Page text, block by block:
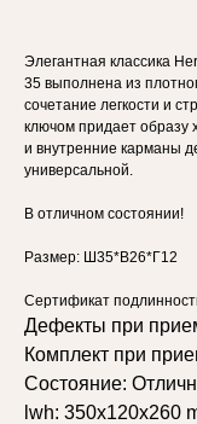
Элегантная классика
35 выполнена из
сочетание легкости и
ключом придает образу
и внутренние карманы
универсальной.
В отличном состоянии!
Размер: Ш35*В26*Г12
Сертификат
Дефекты при
Комплект при
Состояние:
lwh: 350x120x260